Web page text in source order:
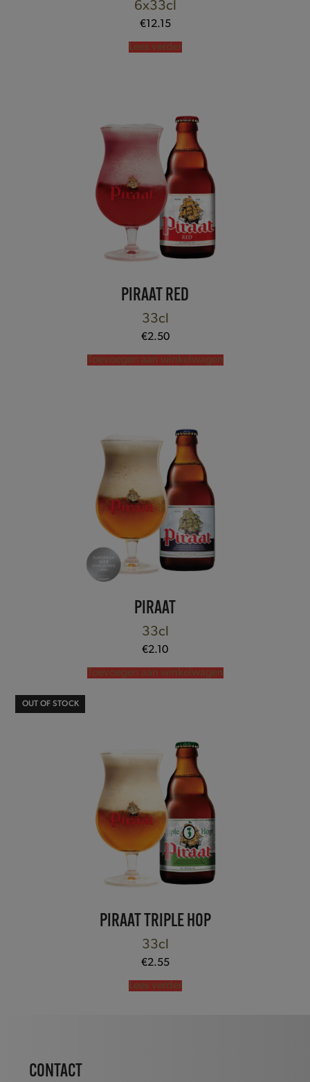
6x33cl
€12.15
Lees verder
PIRAAT RED
33cl
€2.50
Toevoegen aan winkelwagen
PIRAAT
33cl
€2.10
Toevoegen aan winkelwagen
OUT OF STOCK
PIRAAT TRIPLE HOP
33cl
€2.55
Lees verder
CONTACT